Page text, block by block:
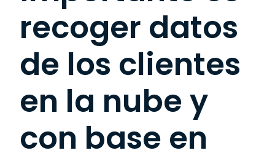
recoger datos
de los clientes
en la nube y
con base en